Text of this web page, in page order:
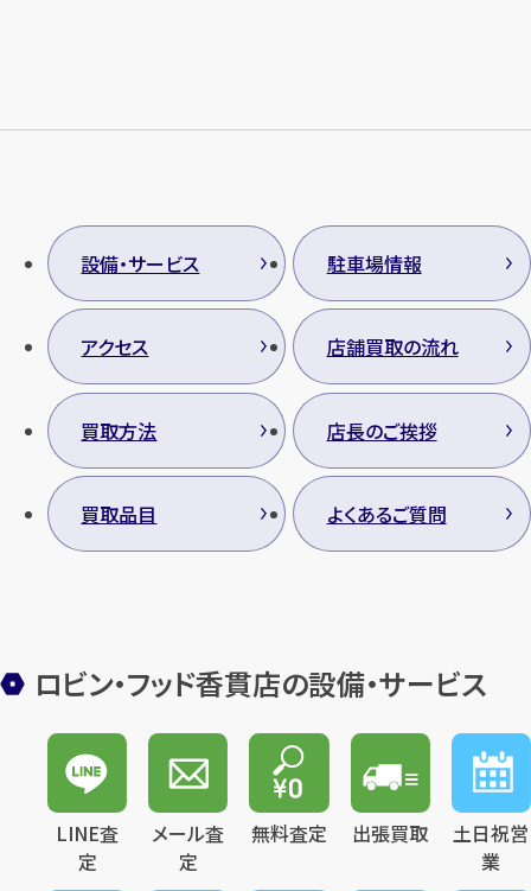
設備・サービス 駐車場情報
アクセス 店舗買取の流れ
買取方法 店長のご挨拶
買取品目 よくあるご質問
ロビン・フッド香貫店の設備・サービス
LINE査
定
メール査
定
無料査定 出張買取
土日祝営
業